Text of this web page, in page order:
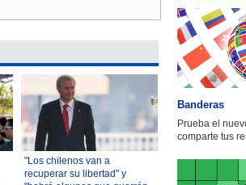
"Los chilenos van a
recuperar su libertad" y
Banderas
Prueba el
comparte tus